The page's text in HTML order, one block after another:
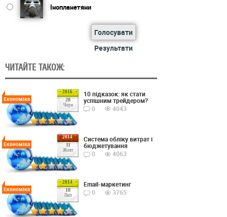
Інопланетяни
Голосувати
Результати
ЧИТАЙТЕ ТАКОЖ:
2016
28
Черв
Економіка
10 підказок: як стати
успішним трейдером?
0
4043
2014
11
Жовт
Економіка
Cистема обліку витрат і
бюджетування
0
4063
2014
18
Лип
Економіка
Email-маркетинг
0
3765